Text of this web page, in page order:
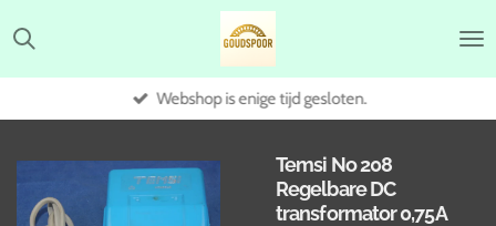
direct
hoofdinhoud
Webshop is enige tijd gesloten.
Temsi No 208
Regelbare DC
transformator 0,75A